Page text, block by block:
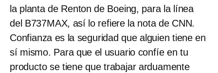
la planta de Renton de Boeing, para la línea
del B737MAX, así lo refiere la nota de CNN.
Confianza es la seguridad que alguien tiene en
sí mismo. Para que el usuario confíe en tu
producto se tiene que trabajar arduamente